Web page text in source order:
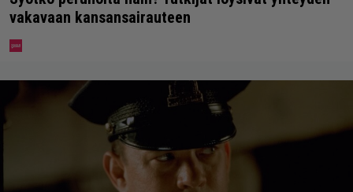
vakavaan kansansairauteen